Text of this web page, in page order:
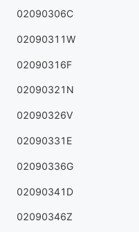
02090306C
02090311W
02090316F
02090321N
02090326V
02090331E
02090336G
02090341D
02090346Z